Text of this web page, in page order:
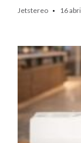
Jetstereo 16